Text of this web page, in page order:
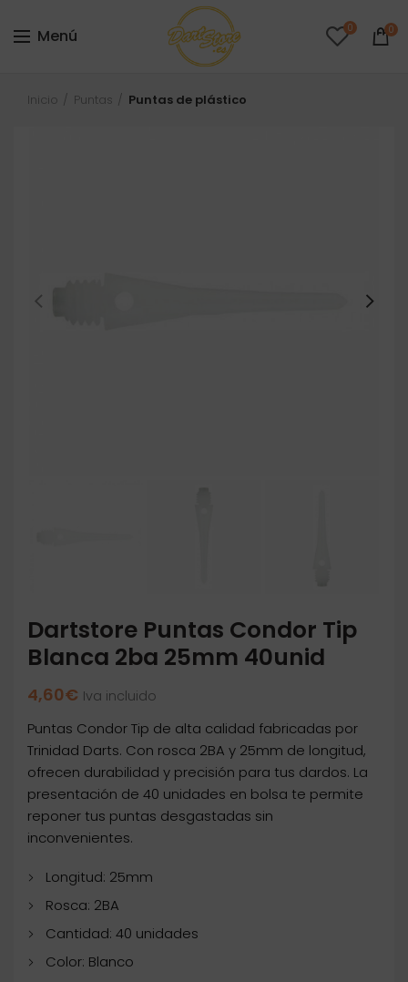
Menú 0 0
Inicio Puntas Puntas de plástico
Dartstore Puntas Condor Tip
Blanca 2ba 25mm 40unid
4,60€ Iva incluido
Puntas Condor Tip de alta calidad fabricadas por
Trinidad Darts. Con rosca 2BA y 25mm de longitud,
ofrecen durabilidad y precisión para tus dardos. La
presentación de 40 unidades en bolsa te permite
reponer tus puntas desgastadas sin
inconvenientes.
Longitud: 25mm
Rosca: 2BA
Cantidad: 40 unidades
Color: Blanco